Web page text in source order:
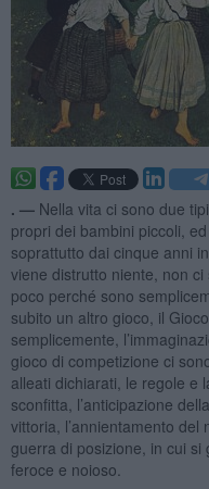
. — Nella vita ci sono due
propri dei bambini piccoli,
soprattutto dai cinque anni
viene distrutto niente, non
poco perché sono
subito un altro gioco, il
semplicemente,
gioco di competizione ci
alleati dichiarati, le regole e
sconfitta, l’anticipazione
vittoria, l’annientamento
guerra di posizione, in cui si
feroce e noioso.